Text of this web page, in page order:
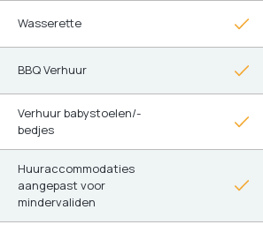
Wasserette
BBQ Verhuur
Verhuur babystoelen/-
bedjes
Huuraccommodaties
aangepast voor
mindervaliden